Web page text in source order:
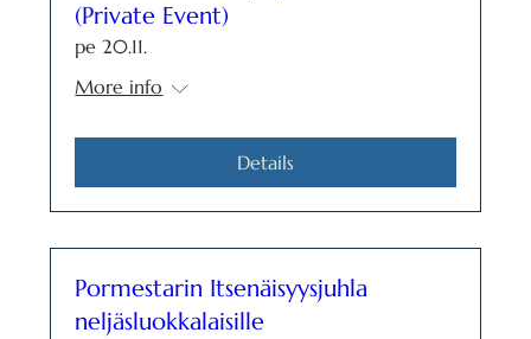
(Private Event)
pe 20.11.
More info
Details
Pormestarin Itsenäisyysjuhla
neljäsluokkalaisille